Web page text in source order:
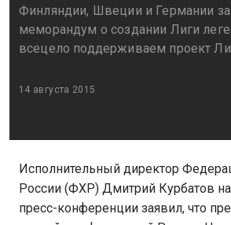
Финляндии, Швеции и Германии
меморандум о создании Лиги
всецело поддерживаем проект
14 августа 2015
Исполнительный директор
России (ФХР) Дмитрий Курбатов
пресс-конференции заявил, что